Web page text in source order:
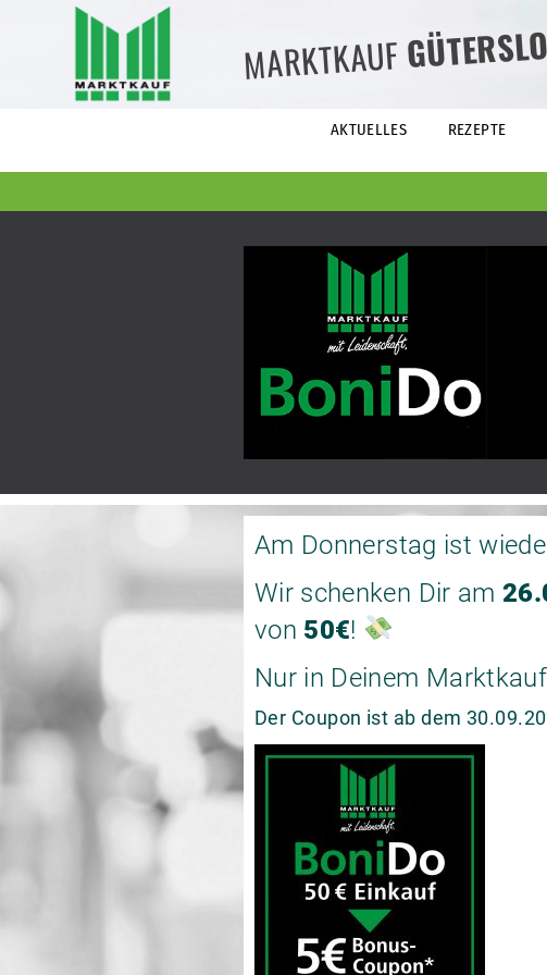
MARKTKAUF
AKTUELLES REZEPTE
Am Donnerstag ist
Wir schenken Dir am
von 50€!
Nur in Deinem
Der Coupon ist ab dem